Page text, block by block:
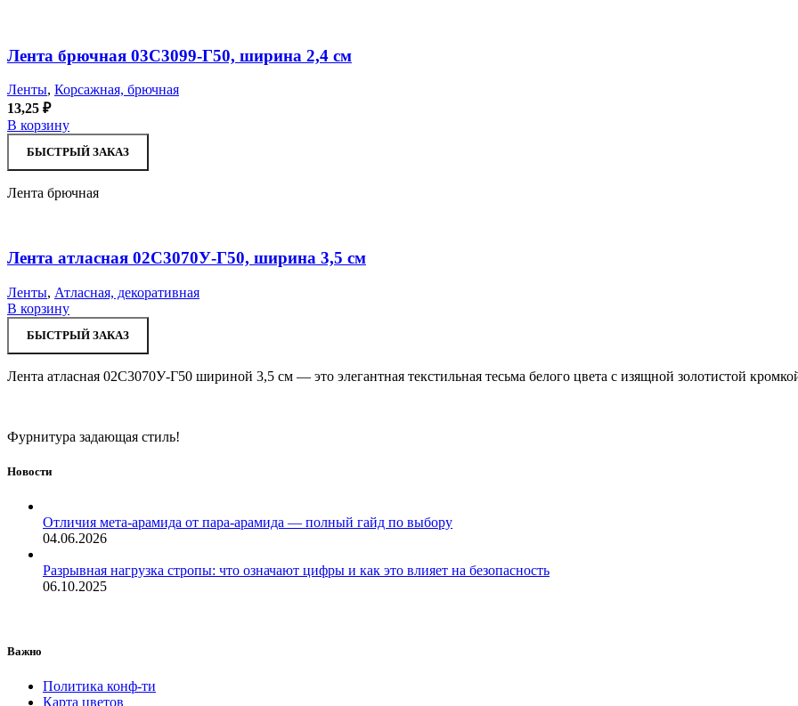
Лента брючная 03С3099-Г50, ширина 2,4 см
Ленты, Корсажная, брючная
13,25 ₽
В корзину
БЫСТРЫЙ ЗАКАЗ
Лента брючная
Лента атласная 02С3070У-Г50, ширина 3,5 см
Ленты, Атласная, декоративная
В корзину
БЫСТРЫЙ ЗАКАЗ
Лента атласная 02С3070У-Г50 шириной 3,5 см — это элегантная текстильная тесьма белого цвета с изящной золотистой
Фурнитура задающая стиль!
Новости
Отличия мета-арамида от пара-арамида — полный гайд по выбору
04.06.2026
Разрывная нагрузка стропы: что означают цифры и как это влияет на безопасность
06.10.2025
Важно
Политика конф-ти
Карта цветов